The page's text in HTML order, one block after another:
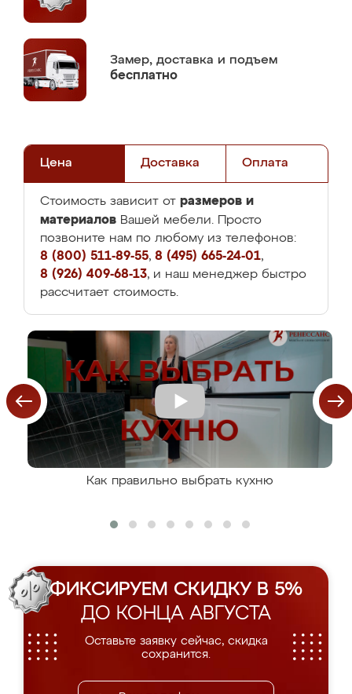
Замер, доставка и подъем
бесплатно
Цена Доставка Оплата
Стоимость зависит от размеров и
материалов Вашей мебели. Просто
позвоните нам по любому из телефонов:
8 (800) 511-89-55, 8 (495) 665-24-01,
8 (926) 409-68-13, и наш менеджер быстро
рассчитает стоимость.
Как правильно выбрать кухню
ФИКСИРУЕМ СКИДКУ В 5%
ДО КОНЦА АВГУСТА
Оставьте заявку сейчас, скидка
сохранится.